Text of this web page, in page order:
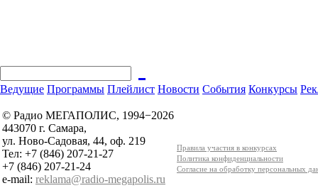
Ведущие Программы Плейлист Новости События Конкурсы
© Радио МЕГАПОЛИС, 1994−2026
443070 г. Самара,
ул. Ново-Садовая, 44, оф. 219
Тел: +7 (846) 207-21-27
+7 (846) 207-21-24
e-mail: reklama@radio-megapolis.ru
Правила участия в конкурсах
Политика конфиденциальности
Согласие на обработку персональных